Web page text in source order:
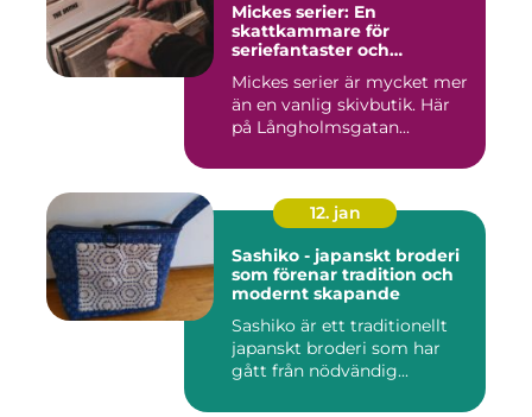
Mickes serier: En
skattkammare för
seriefantaster och
Mickes serier är mycket mer
än en vanlig skivbutik. Här
på Långholmsgatan...
12. jan
Sashiko - japanskt broderi
som förenar tradition och
modernt skapande
Sashiko är ett traditionellt
japanskt broderi som har
gått från nödvändig...